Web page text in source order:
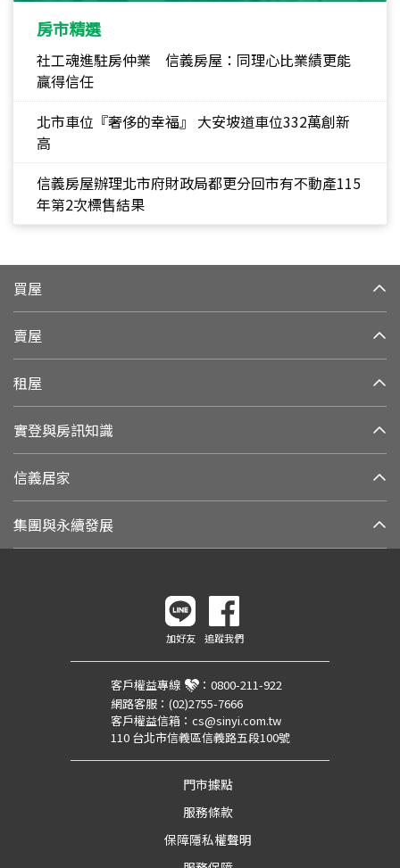
房市精選
社工魂進駐房仲業 信義房屋：同理心比業績更能
贏得信任
北市車位『奢侈的幸福』 大安坡道車位332萬創新
高
信義房屋辦理北市府財政局都更分回市有不動產115
年第2次標售結果
買屋
賣屋
租屋
實登與房訊知識
信義居家
集團與永續發展
加好友 追蹤我們
客戶權益專線 ： 0800-211-922
網路客服： (02)2755-7666
客戶權益信箱： cs@sinyi.com.tw
110 台北市信義區信義路五段100號
門市據點
服務條款
保障隱私權聲明